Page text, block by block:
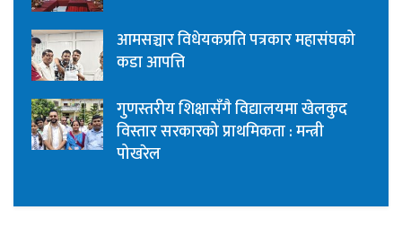
आमसञ्चार विधेयकप्रति पत्रकार महासंघको
कडा आपत्ति
गुणस्तरीय शिक्षासँगै विद्यालयमा खेलकुद
विस्तार सरकारको प्राथमिकता : मन्त्री
पोखरेल